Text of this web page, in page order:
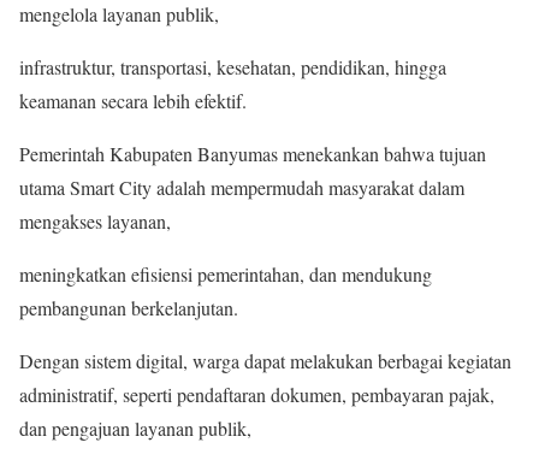
mengelola layanan publik,
infrastruktur, transportasi, kesehatan, pendidikan, hingga
keamanan secara lebih efektif.
Pemerintah Kabupaten Banyumas menekankan bahwa tujuan
utama Smart City adalah mempermudah masyarakat dalam
mengakses layanan,
meningkatkan efisiensi pemerintahan, dan mendukung
pembangunan berkelanjutan.
Dengan sistem digital, warga dapat melakukan berbagai kegiatan
administratif, seperti pendaftaran dokumen, pembayaran pajak,
dan pengajuan layanan publik,